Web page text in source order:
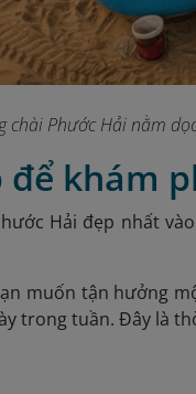
chài Phước Hải nằm
khám
Hải đẹp nhất
muốn tận hưởng
trong tuần. Đây là